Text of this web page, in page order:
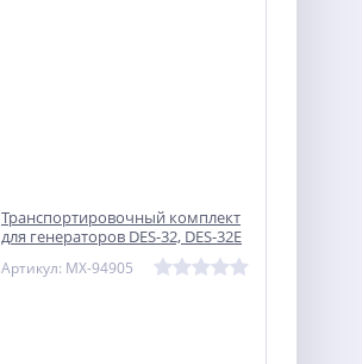
Транспортировочный комплект
для генераторов DES-32, DES-32E
Артикул: MX-94905